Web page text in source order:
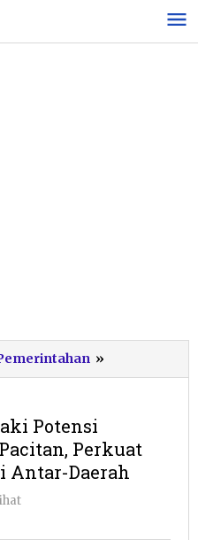
»
Sleman
Kreatif
di
Potensi
Perkuat
Antar-Daerah